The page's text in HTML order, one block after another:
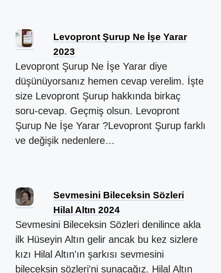
Levopront Şurup Ne İşe Yarar
2023
Levopront Şurup Ne İşe Yarar diye
düşünüyorsanız hemen cevap verelim. İşte
size Levopront Şurup hakkında birkaç
soru-cevap. Geçmiş olsun. Levopront
Şurup Ne İşe Yarar ?Levopront Şurup farklı
ve değişik nedenlere…
Sevmesini Bileceksin Sözleri
Hilal Altın 2024
Sevmesini Bileceksin Sözleri denilince akla
ilk Hüseyin Altın gelir ancak bu kez sizlere
kızı Hilal Altın'ın şarkısı sevmesini
bileceksin sözleri'ni sunacağız. Hilal Altın